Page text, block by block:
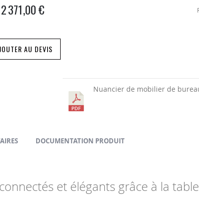
2 371,00 €
AU DEVIS
Nuancier de mobilier de
et élégants grâce à la table
DOCUMENTATION PRODUIT